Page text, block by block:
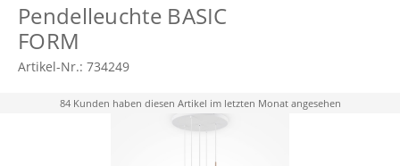
Pendelleuchte BASIC
FORM
Artikel-Nr.: 734249
84 Kunden haben diesen Artikel im letzten Monat angesehen